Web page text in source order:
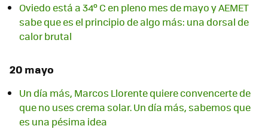
Oviedo está a 34º C en pleno mes de mayo y AEMET
sabe que es el principio de algo más: una dorsal de
calor brutal
20 mayo
Un día más, Marcos Llorente quiere convencerte de
que no uses crema solar. Un día más, sabemos que
es una pésima idea